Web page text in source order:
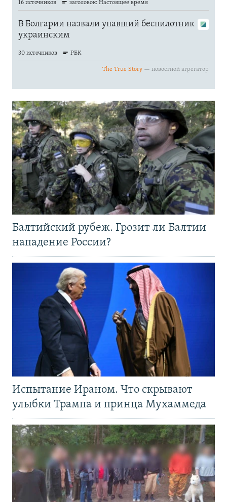
Балтийский рубеж. Грозит ли Балтии
нападение России?
Испытание Ираном. Что скрывают
улыбки Трампа и принца Мухаммеда